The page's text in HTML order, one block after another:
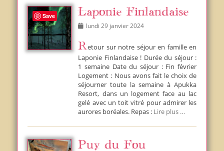
Laponie Finlandaise
Postedlundi 29 janvier 2024
Retour sur notre séjour en famille en
Laponie Finlandaise ! Durée du séjour :
1 semaine Date du séjour : Fin février
Logement : Nous avons fait le choix de
séjourner toute la semaine à Apukka
Resort, dans un logement face au lac
gelé avec un toit vitré pour admirer les
aurores boréales. Repas : Lire plus …
Puy du Fou
Save